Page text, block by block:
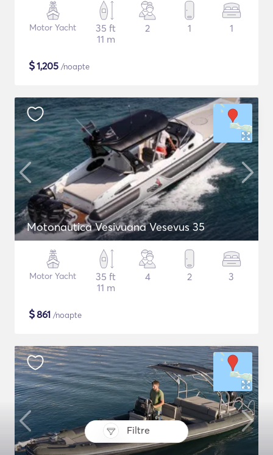
Filtre
Motor Yacht
35 ft
11 m
2 1 1
$1,205 /noapte
Motonautica Vesivuana Vesevus 35
Motor Yacht
35 ft
11 m
4 2 3
$861 /noapte